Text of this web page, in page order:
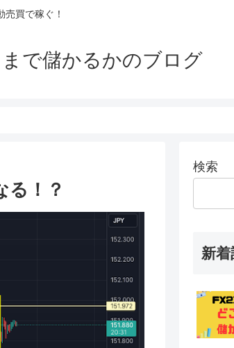
売買で稼ぐ！
で儲かるかのブログ
る！？
検索
新